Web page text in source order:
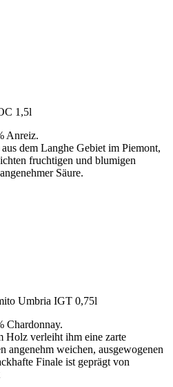
1,5l
Anreiz.
dem Langhe Gebiet im Piemont,
fruchtigen und blumigen
Säure.
Umbria IGT 0,75l
Chardonnay.
Holz verleiht ihm eine zarte
angenehm weichen, ausgewogenen
Finale ist geprägt von